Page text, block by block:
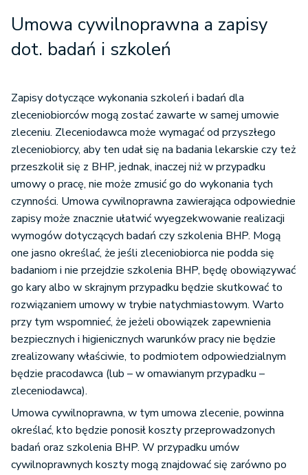
Umowa cywilnoprawna a zapisy
dot. badań i szkoleń
Zapisy dotyczące wykonania szkoleń i badań dla
zleceniobiorców mogą zostać zawarte w samej umowie
zleceniu. Zleceniodawca może wymagać od przyszłego
zleceniobiorcy, aby ten udał się na badania lekarskie czy też
przeszkolił się z BHP, jednak, inaczej niż w przypadku
umowy o pracę, nie może zmusić go do wykonania tych
czynności. Umowa cywilnoprawna zawierająca odpowiednie
zapisy może znacznie ułatwić wyegzekwowanie realizacji
wymogów dotyczących badań czy szkolenia BHP. Mogą
one jasno określać, że jeśli zleceniobiorca nie podda się
badaniom i nie przejdzie szkolenia BHP, będę obowiązywać
go kary albo w skrajnym przypadku będzie skutkować to
rozwiązaniem umowy w trybie natychmiastowym. Warto
przy tym wspomnieć, że jeżeli obowiązek zapewnienia
bezpiecznych i higienicznych warunków pracy nie będzie
zrealizowany właściwie, to podmiotem odpowiedzialnym
będzie pracodawca (lub – w omawianym przypadku –
zleceniodawca).
Umowa cywilnoprawna, w tym umowa zlecenie, powinna
określać, kto będzie ponosił koszty przeprowadzonych
badań oraz szkolenia BHP. W przypadku umów
cywilnoprawnych koszty mogą znajdować się zarówno po